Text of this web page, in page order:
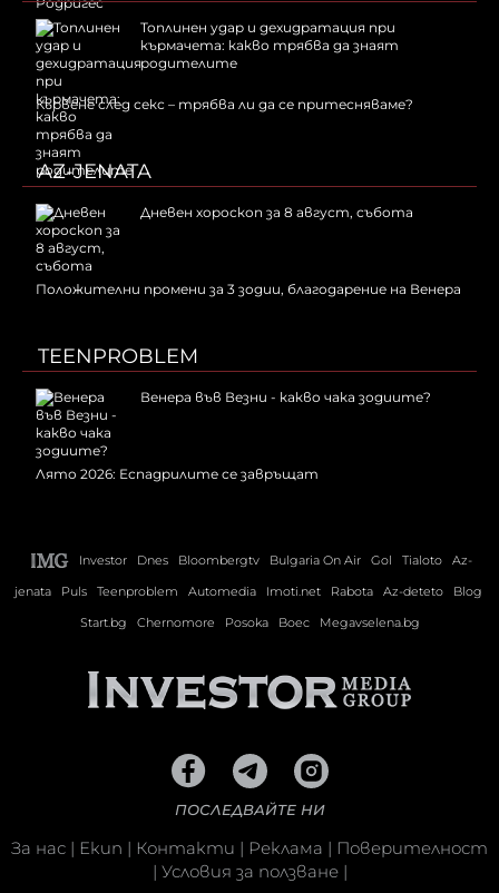
Топлинен удар и дехидратация при
кърмачета: какво трябва да знаят
родителите
Кървене след секс – трябва ли да се притесняваме?
AZ-JENATA
Дневен хороскоп за 8 август, събота
Положителни промени за 3 зодии, благодарение на Венера
TEENPROBLEM
Венера във Везни - какво чака зодиите?
Лято 2026: Еспадрилите се завръщат
Investor Dnes Bloombergtv Bulgaria On Air Gol Tialoto
Az-
jenata
Puls Teenproblem Automedia Imoti.net Rabota Az-deteto
Blog
Start.bg
Chernomore Posoka Boec Megavselena.bg
ПОСЛЕДВАЙТЕ НИ
За нас | Екип | Контакти | Реклама | Поверителност
| Условия за ползване|